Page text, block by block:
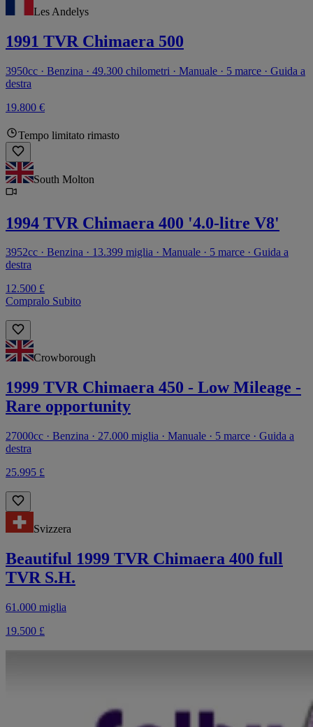
Les Andelys
1991 TVR Chimaera 500
3950cc · Benzina · 49.300 chilometri · Manuale · 5 marce · Guida a
destra
19.800 €
Tempo limitato rimasto
South Molton
1994 TVR Chimaera 400 '4.0-litre V8'
3952cc · Benzina · 13.399 miglia · Manuale · 5 marce · Guida a
destra
12.500 £
Compralo Subito
Crowborough
1999 TVR Chimaera 450 - Low Mileage -
Rare opportunity
27000cc · Benzina · 27.000 miglia · Manuale · 5 marce · Guida a
destra
25.995 £
Svizzera
Beautiful 1999 TVR Chimaera 400 full
TVR S.H.
61.000 miglia
19.500 £